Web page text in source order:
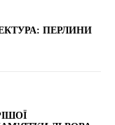
ПЕРЛИНИ